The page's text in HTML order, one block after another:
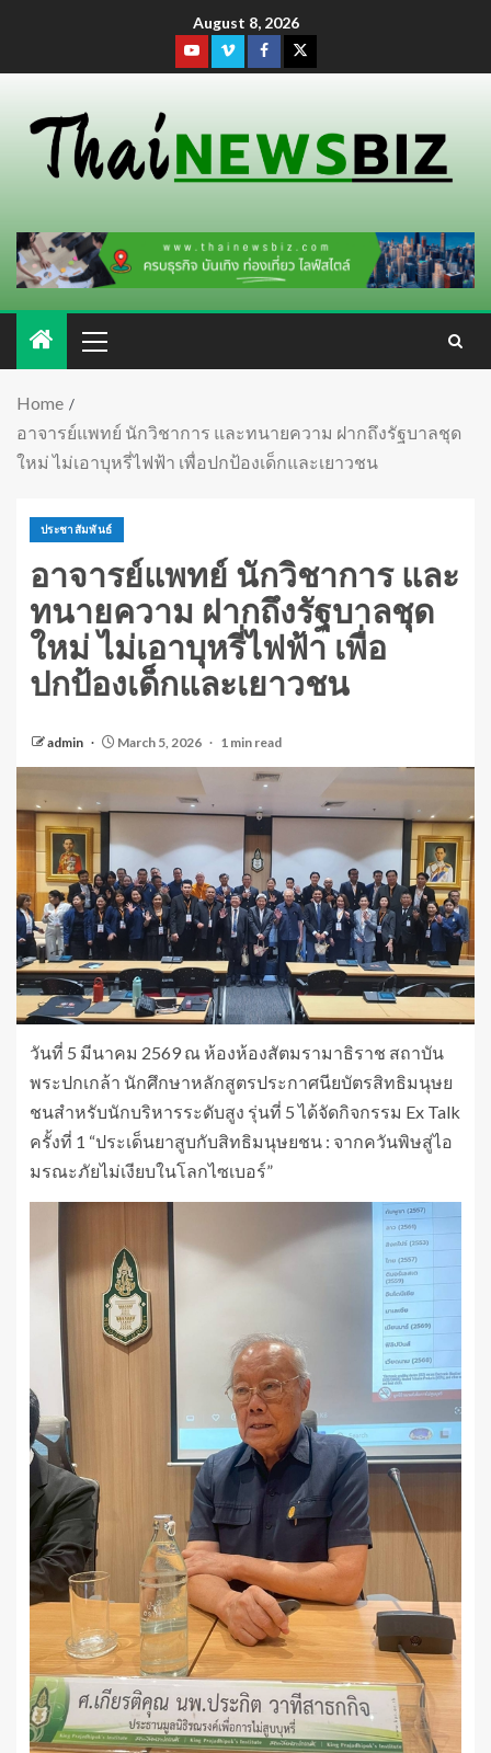
August 8, 2026
Home
อาจารย์แพทย์ นักวิชาการ และทนายความ ฝากถึงรัฐบาลชุด
ใหม่ ไม่เอาบุหรี่ไฟฟ้า เพื่อปกป้องเด็กและเยาวชน
ประชาสัมพันธ์
อาจารย์แพทย์ นักวิชาการ และ
ทนายความ ฝากถึงรัฐบาลชุด
ใหม่ ไม่เอาบุหรี่ไฟฟ้า เพื่อ
ปกป้องเด็กและเยาวชน
admin March 5, 2026 1 min read
วันที่ 5 มีนาคม 2569 ณ ห้องห้องสัตมรามาธิราช สถาบัน
พระปกเกล้า นักศึกษาหลักสูตรประกาศนียบัตรสิทธิมนุษย
ชนสำหรับนักบริหารระดับสูง รุ่นที่ 5 ได้จัดกิจกรรม Ex Talk
ครั้งที่ 1 “ประเด็นยาสูบกับสิทธิมนุษยชน : จากควันพิษสู่ไอ
มรณะภัยไม่เงียบในโลกไซเบอร์”